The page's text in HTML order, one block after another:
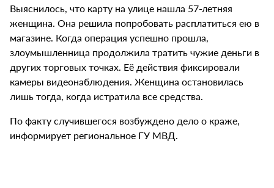
Выяснилось, что карту на улице нашла 57-летняя
женщина. Она решила попробовать расплатиться ею в
магазине. Когда операция успешно прошла,
злоумышленница продолжила тратить чужие деньги в
других торговых точках. Её действия фиксировали
камеры видеонаблюдения. Женщина остановилась
лишь тогда, когда истратила все средства.
По факту случившегося возбуждено дело о краже,
информирует региональное ГУ МВД.